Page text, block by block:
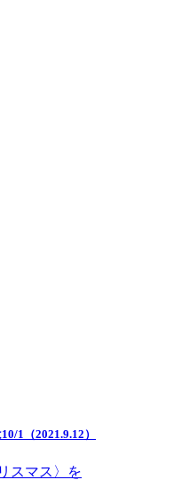
1（2021.9.12）
スマス〉を